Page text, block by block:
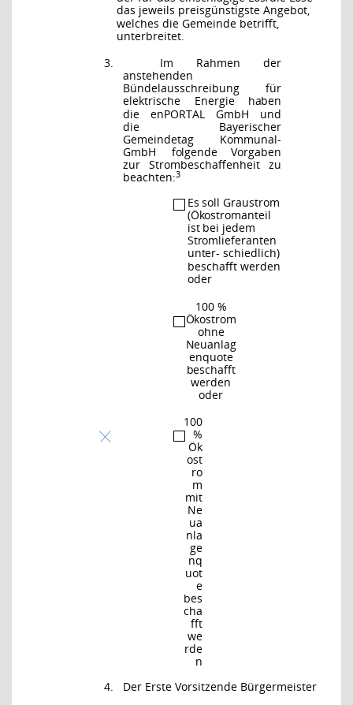
das jeweils preisgünstigste Angebot,
welches die Gemeinde betrifft,
unterbreitet.
3.
Im Rahmen
der
anstehenden
Bündelausschreibung
für
elektrische
Energie
haben
die
enPORTAL GmbH
und
die
Bayerischer
Gemeindetag
Kommunal-
GmbH
folgende Vorgaben
zur Strombeschaffenheit zu
beachten:3
Es soll Graustrom
(Ökostromanteil
ist bei jedem
Stromlieferanten
unter- schiedlich)
beschafft werden
oder
100 %
Ökostrom
ohne
Neuanlag
enquote
beschafft
werden
oder
100
%
Ök
ost
ro
m
mit
Ne
ua
nla
ge
nq
uot
e
bes
cha
fft
we
rde
n
4.
Der Erste Vorsitzende Bürgermeister